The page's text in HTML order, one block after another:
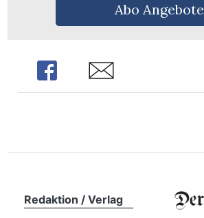
Abo Angebote
Share Share
Redaktion / Verlag